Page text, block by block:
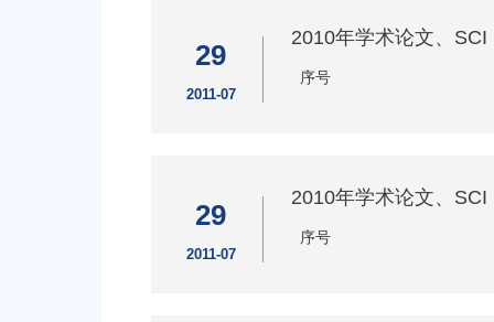
29
2011-07
2010年学术论文、
序号
29
2011-07
2010年学术论文、
序号